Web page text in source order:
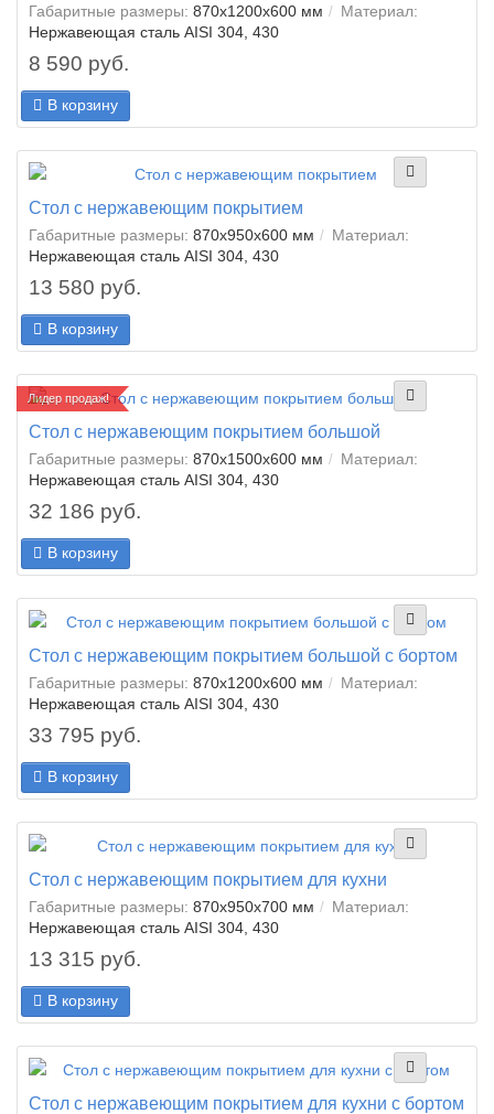
Габаритные размеры: 870x1200x600 мм
Материал:
Нержавеющая сталь AISI 304, 430
8 590 руб.
В корзину
Стол с нержавеющим покрытием
Габаритные размеры: 870x950x600 мм
Материал:
Нержавеющая сталь AISI 304, 430
13 580 руб.
В корзину
Лидер продаж!
Стол с нержавеющим покрытием большой
Габаритные размеры: 870x1500x600 мм
Материал:
Нержавеющая сталь AISI 304, 430
32 186 руб.
В корзину
Стол с нержавеющим покрытием большой с бортом
Габаритные размеры: 870x1200x600 мм
Материал:
Нержавеющая сталь AISI 304, 430
33 795 руб.
В корзину
Стол с нержавеющим покрытием для кухни
Габаритные размеры: 870x950x700 мм
Материал:
Нержавеющая сталь AISI 304, 430
13 315 руб.
В корзину
Стол с нержавеющим покрытием для кухни с бортом